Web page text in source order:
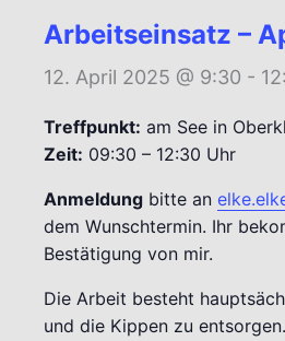
Arbeitseinsatz –
12. April 2025 @ 9:30 -
Treffpunkt: am See in
Zeit: 09:30 – 12:30 Uhr
Anmeldung bitte an
dem Wunschtermin. Ihr
Bestätigung von mir.
Die Arbeit besteht
und die Kippen zu